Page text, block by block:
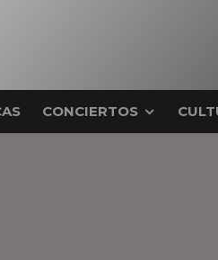
CONCIERTOS